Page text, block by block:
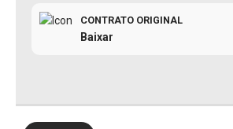
CONTRATO ORIGINAL
Baixar